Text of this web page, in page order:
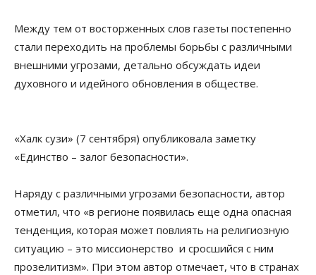
Между тем от восторженных слов газеты постепенно
стали переходить на проблемы борьбы с различными
внешними угрозами, детально обсуждать идеи
духовного и идейного обновления в обществе.
«Халк сузи» (7 сентября) опубликовала заметку
«Единство – залог безопасности».
Наряду с различными угрозами безопасности, автор
отметил, что «в регионе появилась еще одна опасная
тенденция, которая может повлиять на религиозную
ситуацию – это миссионерство и сросшийся с ним
прозелитизм». При этом автор отмечает, что в странах